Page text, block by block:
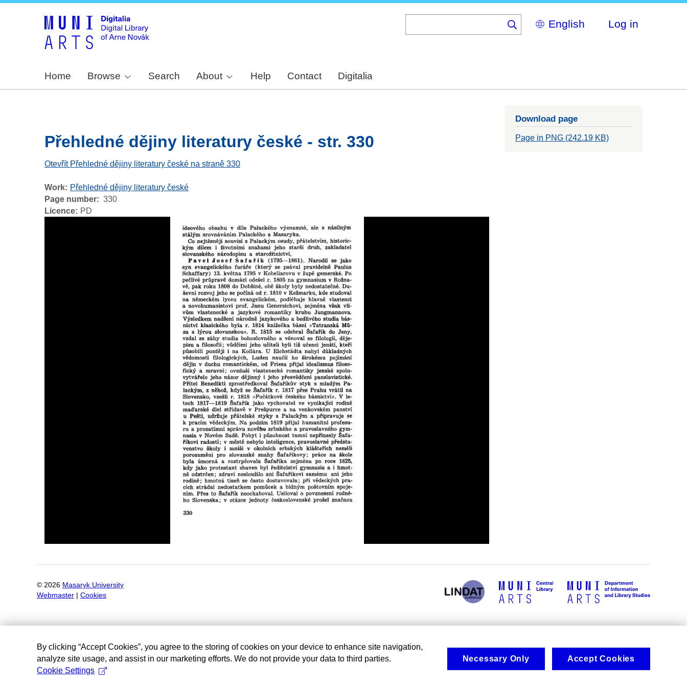
Select
your
Log in
Home Browse Search About Help Contact Digitalia
Přehledné dějiny literatury české - str. 330
Otevřít Přehledné dějiny literatury české na straně 330
Work
Přehledné dějiny literatury české
Page number
330
Licence
PD
Download page
Page in PNG (242.19 KB)
© 2026 Masaryk University
Webmaster
Cookies
By clicking “Accept Cookies”, you agree to the storing of cookies on your device to enhance site navigation,
analyze site usage, and assist in our marketing efforts. We do not provide your data to third parties.
Cookie Settings
Necessary Only Accept Cookies